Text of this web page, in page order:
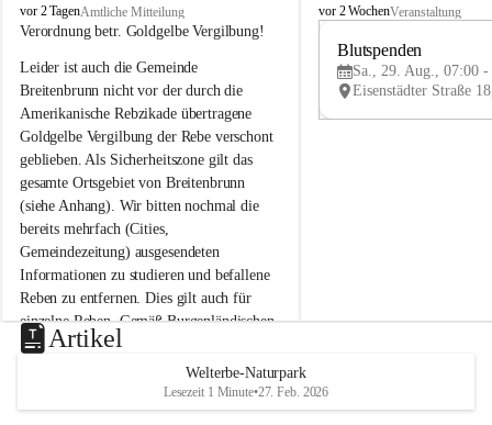
B
r
i
t
e
n
b
r
u
n
n
a
m
N
e
u
s
d
vor 2 TagenAmtliche Mitteilung
Verordnung betr. Goldgelbe Vergilbung!
Leider ist auch die Gemeinde
Breitenbrunn nicht vor der durch die
Amerikanische Rebzikade übertragene
Goldgelbe Vergilbung der Rebe verschont
geblieben. Als Sicherheitszone gilt das
gesamte Ortsgebiet von Breitenbrunn
(siehe Anhang). Wir bitten nochmal die
bereits mehrfach (Cities,
Gemeindezeitung) ausgesendeten
Informationen zu studieren und befallene
Reben zu entfernen. Dies gilt auch für
einzelne Reben. Gemäß Burgenländischen
Weinbaugesetz sind nicht gepflegte oder
unzulässige Weingärten zu roden! Bitte
helfen wir zusammen um unsere Winzer
vor den prognostizierten Ernteausfällen
B
e
u
e
d
vor 2 WochenVeranstaltung
Blutspenden
Sa., 29. Aug., 07:00 -
Artikel
Welterbe-Naturpark
Lesezeit 1 Minute•27. Feb. 2026